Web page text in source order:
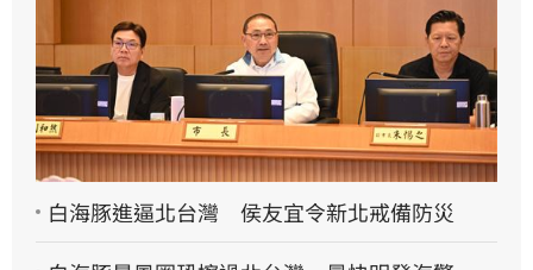
白海豚進逼北台灣 侯友宜令新北戒備防災